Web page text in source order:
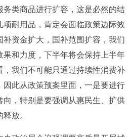
务类商品进行扩容，这是必然的结
耐用品，肯定会面临政策边际效
资金扩大，国补范围扩容，我们
果和力度，下半年将会保持上半年
，我们不可能只通过持续性消费补
因此从政策预案里面，一是要进行
向，特别是要强调从惠民生、扩供
放。